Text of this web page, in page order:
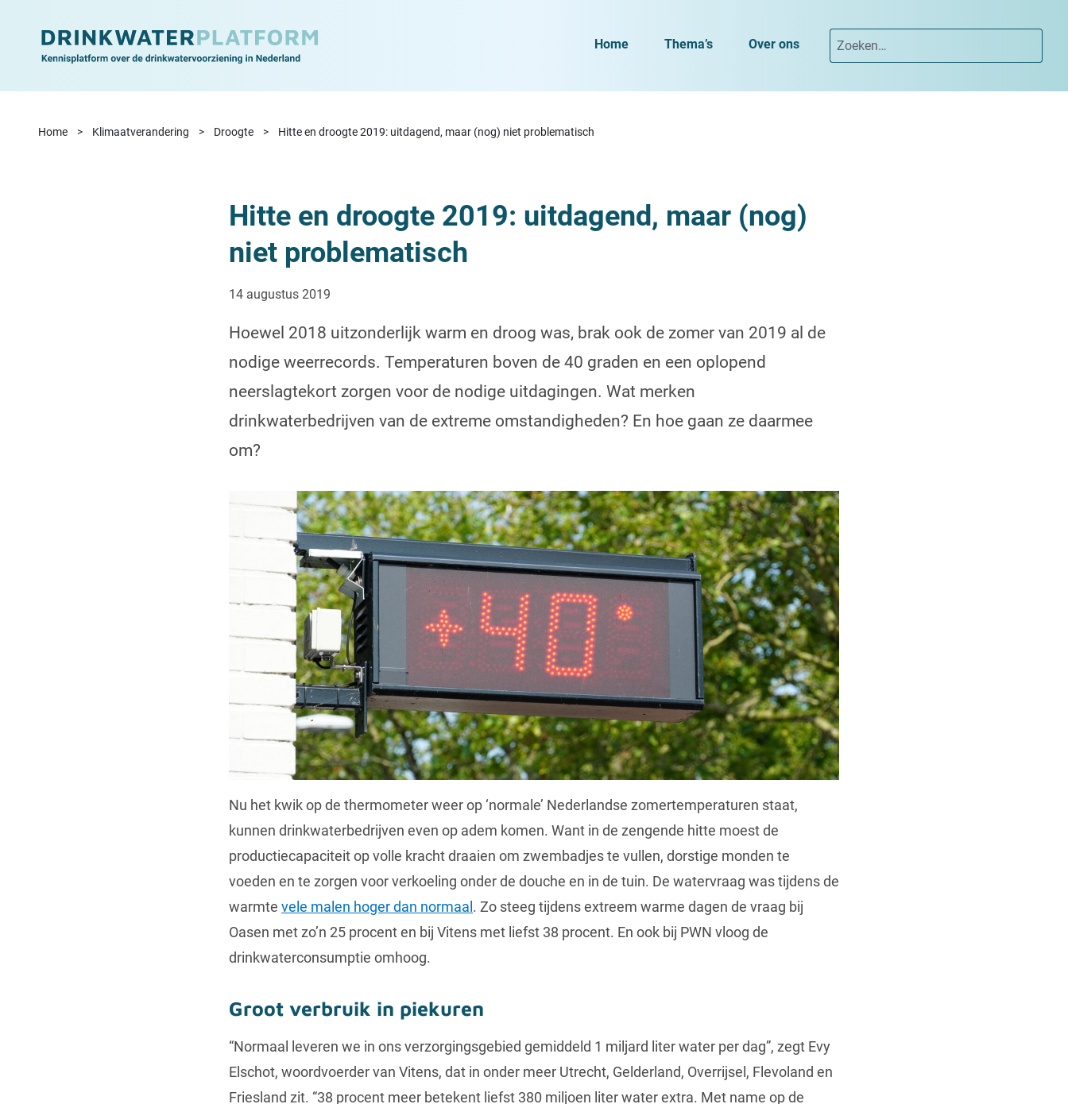
Home Thema’s Over ons
Home Klimaatverandering Droogte Hitte en droogte 2019: uitdagend, maar (nog) niet problematisch
Hitte en droogte 2019: uitdagend, maar (nog)
niet problematisch
14 augustus 2019
Hoewel 2018 uitzonderlijk warm en droog was, brak ook de zomer van 2019 al de
nodige weerrecords. Temperaturen boven de 40 graden en een oplopend
neerslagtekort zorgen voor de nodige uitdagingen. Wat merken
drinkwaterbedrijven van de extreme omstandigheden? En hoe gaan ze daarmee
om?
Nu het kwik op de thermometer weer op ‘normale’ Nederlandse zomertemperaturen staat,
kunnen drinkwaterbedrijven even op adem komen. Want in de zengende hitte moest de
productiecapaciteit op volle kracht draaien om zwembadjes te vullen, dorstige monden te
voeden en te zorgen voor verkoeling onder de douche en in de tuin. De watervraag was tijdens de
warmte vele malen hoger dan normaal . Zo steeg tijdens extreem warme dagen de vraag bij
Oasen met zo’n 25 procent en bij Vitens met liefst 38 procent. En ook bij PWN vloog de
drinkwaterconsumptie omhoog.
Groot verbruik in piekuren
“Normaal leveren we in ons verzorgingsgebied gemiddeld 1 miljard liter water per dag”, zegt Evy
Elschot, woordvoerder van Vitens, dat in onder meer Utrecht, Gelderland, Overrijsel, Flevoland en
Friesland zit. “38 procent meer betekent liefst 380 miljoen liter water extra. Met name op de